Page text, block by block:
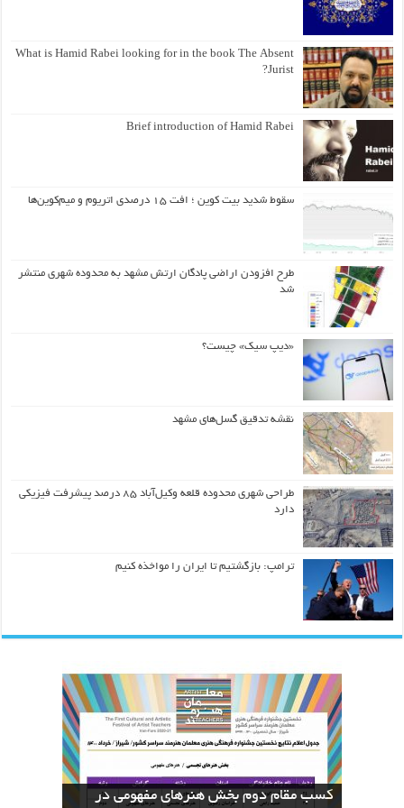
What is Hamid Rabei looking for in the book The Absent
Jurist?
Brief introduction of Hamid Rabei
سقوط شدید بیت کوین ؛ افت ۱۵ درصدی اتریوم و میم‌کوین‌ها
طرح افزودن اراضی پادگان ارتش مشهد به محدوده شهری منتشر
شد
«دیپ سیک» چیست؟
نقشه تدقیق گسل‌های مشهد
طراحی شهری محدوده قلعه وکیل‌آباد ۸۵ درصد پیشرفت فیزیکی
دارد
ترامپ: بازگشتیم تا ایران را مواخذه کنیم
The Geometric Reinterpretation of the
نسخه های بازآفرینی قرآن منسوب به ائمه
کسب مقام دوم بخش هنرهای مفهومی در